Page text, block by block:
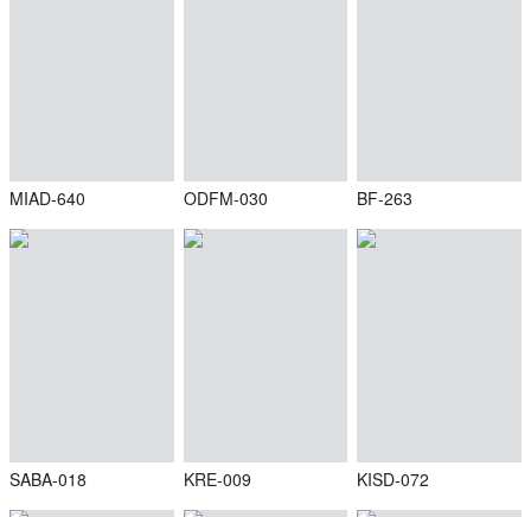
MIAD-640 ODFM-030 BF-263
SABA-018 KRE-009 KISD-072